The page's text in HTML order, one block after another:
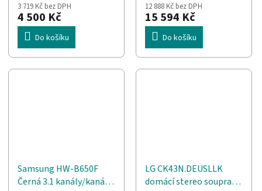
3 719 Kč bez DPH
4 500 Kč
Do košíku
12 888 Kč bez DPH
15 594 Kč
Do košíku
Samsung HW-B650F
Černá 3.1 kanály/kanálů
LG CK43N.DEUSLLK
domácí stereo souprava